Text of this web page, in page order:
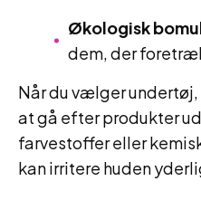
Økologisk
dem, der
Når du vælger
at gå efter produkter
farvestoffer eller
kan irritere huden